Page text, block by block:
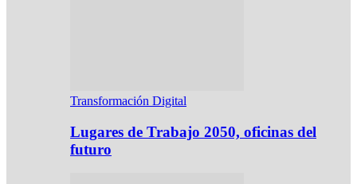
Transformación Digital
Lugares de Trabajo 2050, oficinas del
futuro